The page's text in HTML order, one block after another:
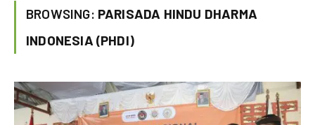
BROWSING: PARISADA HINDU DHARMA
INDONESIA (PHDI)